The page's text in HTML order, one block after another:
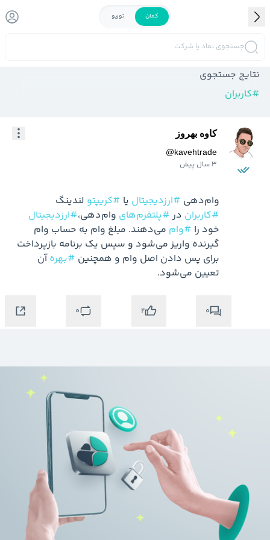
کمان توربو
جستجوی نماد یا شرکت
نتایج جستجوی
#کاربران
کاوه بهروز
@kavehtrade
3 سال پیش
وام‌دهی #ارزدیجیتال یا #کریپتو لندینگ
#کاربران در #پلتفرم‌های وام‌دهی،
#ارزدیجیتال
خود را #وام
برای پس دادن اصل وام و همچنین #بهره
تعیین می‌شود.
0
2
0